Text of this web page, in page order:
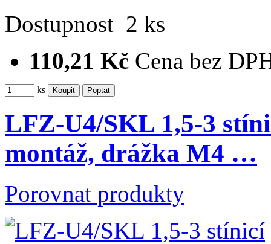
Dostupnost 2 ks
110,21 Kč Cena bez
ks
LFZ-U4/SKL 1,5-3
montáž, drážka M4 …
Porovnat produkty